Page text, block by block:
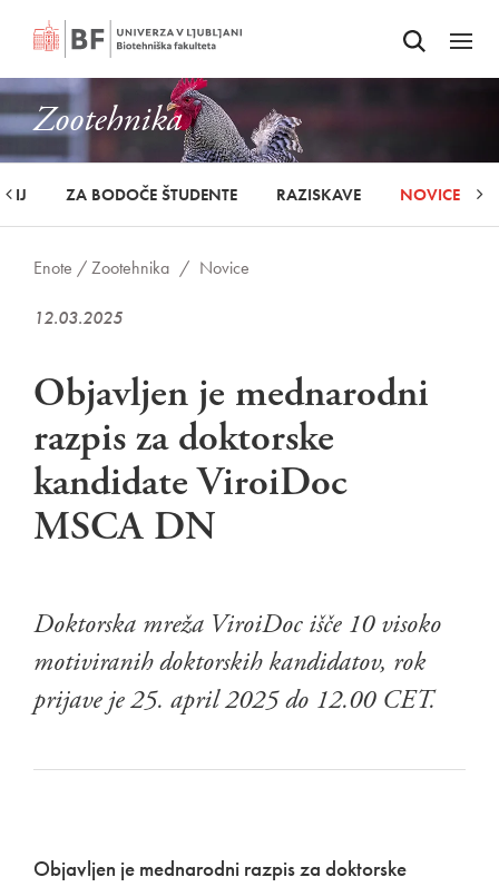
Odpri iskalnik
Odpri
Zootehnika
ZA BODOČE ŠTUDENTE RAZISKAVE NOVICE
Enote /Zootehnika / Novice
12.03.2025
Objavljen je mednarodni
razpis za doktorske
kandidate ViroiDoc
MSCA DN
Doktorska mreža ViroiDoc išče 10 visoko
motiviranih doktorskih kandidatov, rok
prijave je 25. april 2025 do 12.00 CET.
Objavljen je mednarodni razpis za doktorske